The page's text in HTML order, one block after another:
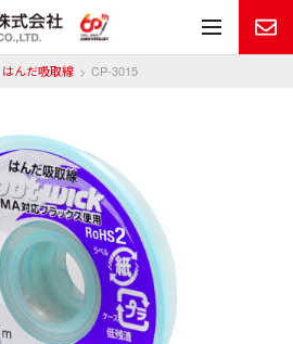
メ
はんだ吸取線 CP-3015